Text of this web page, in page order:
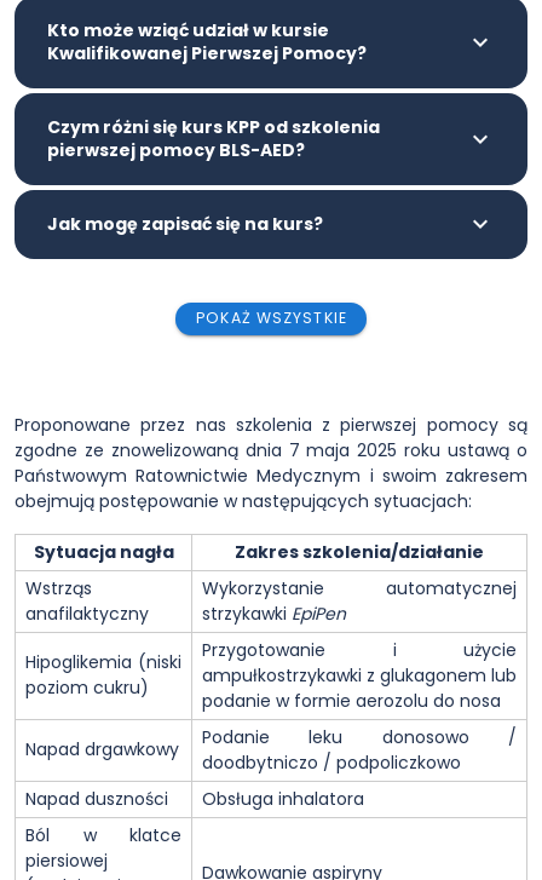
Kto może wziąć udział w kursie
Kwalifikowanej Pierwszej Pomocy?
Czym różni się kurs KPP od szkolenia
pierwszej pomocy BLS-AED?
Jak mogę zapisać się na kurs?
POKAŻ WSZYSTKIE
Proponowane przez nas szkolenia z pierwszej pomocy są
zgodne ze znowelizowaną dnia 7 maja 2025 roku ustawą o
Państwowym Ratownictwie Medycznym i swoim zakresem
obejmują postępowanie w następujących sytuacjach:
Sytuacja nagła
Zakres szkolenia/działanie
Wstrząs
anafilaktyczny
Wykorzystanie automatycznej
strzykawki EpiPen
Hipoglikemia (niski
poziom cukru)
Przygotowanie i użycie
ampułkostrzykawki z glukagonem lub
podanie w formie aerozolu do nosa
Napad drgawkowy
Podanie leku donosowo /
doodbytniczo / podpoliczkowo
Napad duszności
Obsługa inhalatora
Ból w klatce
piersiowej
Dawkowanie aspiryny